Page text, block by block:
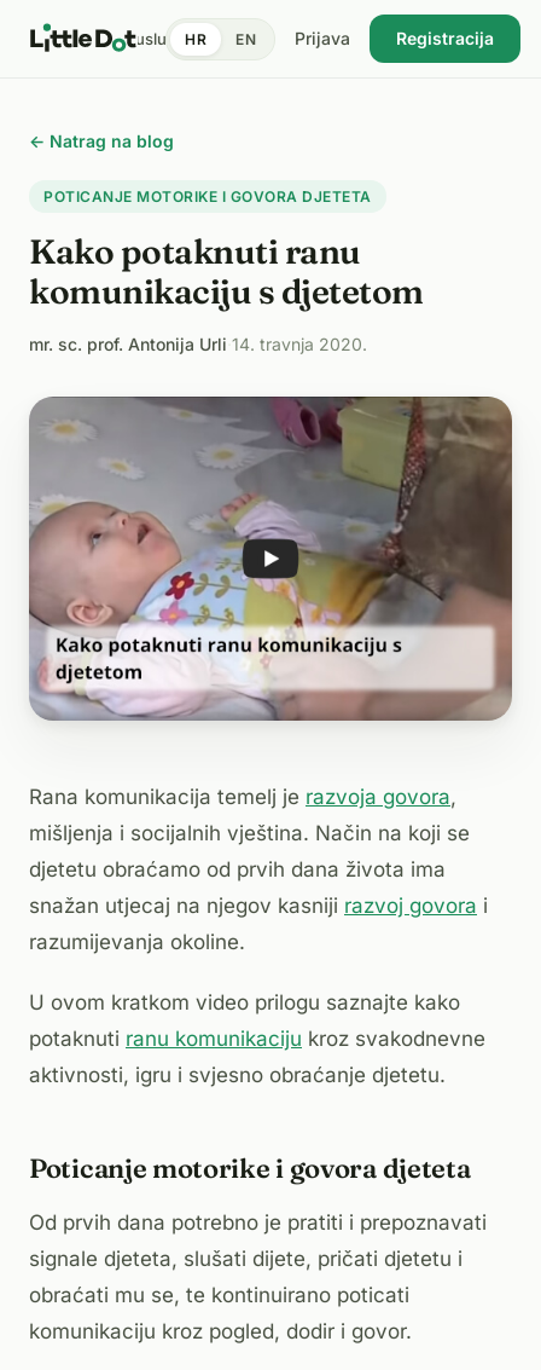
Doktori Pronađi uslugu USKORO CijeneDnevnik zdravljaBlog
HR EN Prijava Registracija
← Natrag na blog
POTICANJE MOTORIKE I GOVORA DJETETA
Kako potaknuti ranu
komunikaciju s djetetom
mr. sc. prof. Antonija Urli 14. travnja 2020.
Rana komunikacija temelj je razvoja govora,
mišljenja i socijalnih vještina. Način na koji se
djetetu obraćamo od prvih dana života ima
snažan utjecaj na njegov kasniji razvoj govora i
razumijevanja okoline.
U ovom kratkom video prilogu saznajte kako
potaknuti ranu komunikaciju kroz svakodnevne
aktivnosti, igru i svjesno obraćanje djetetu.
Poticanje motorike i govora djeteta
Od prvih dana potrebno je pratiti i prepoznavati
signale djeteta, slušati dijete, pričati djetetu i
obraćati mu se, te kontinuirano poticati
komunikaciju kroz pogled, dodir i govor.